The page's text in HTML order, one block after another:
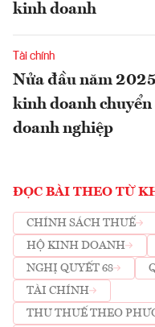
kinh doanh
Tài chính
Nửa đầu năm
kinh doanh
doanh nghiệp
ĐỌC BÀI THEO TỪ
CHÍNH SÁCH THUẾ
HỘ KINH DOANH
NGHỊ QUYẾT 68
TÀI CHÍNH
THU THUẾ THEO